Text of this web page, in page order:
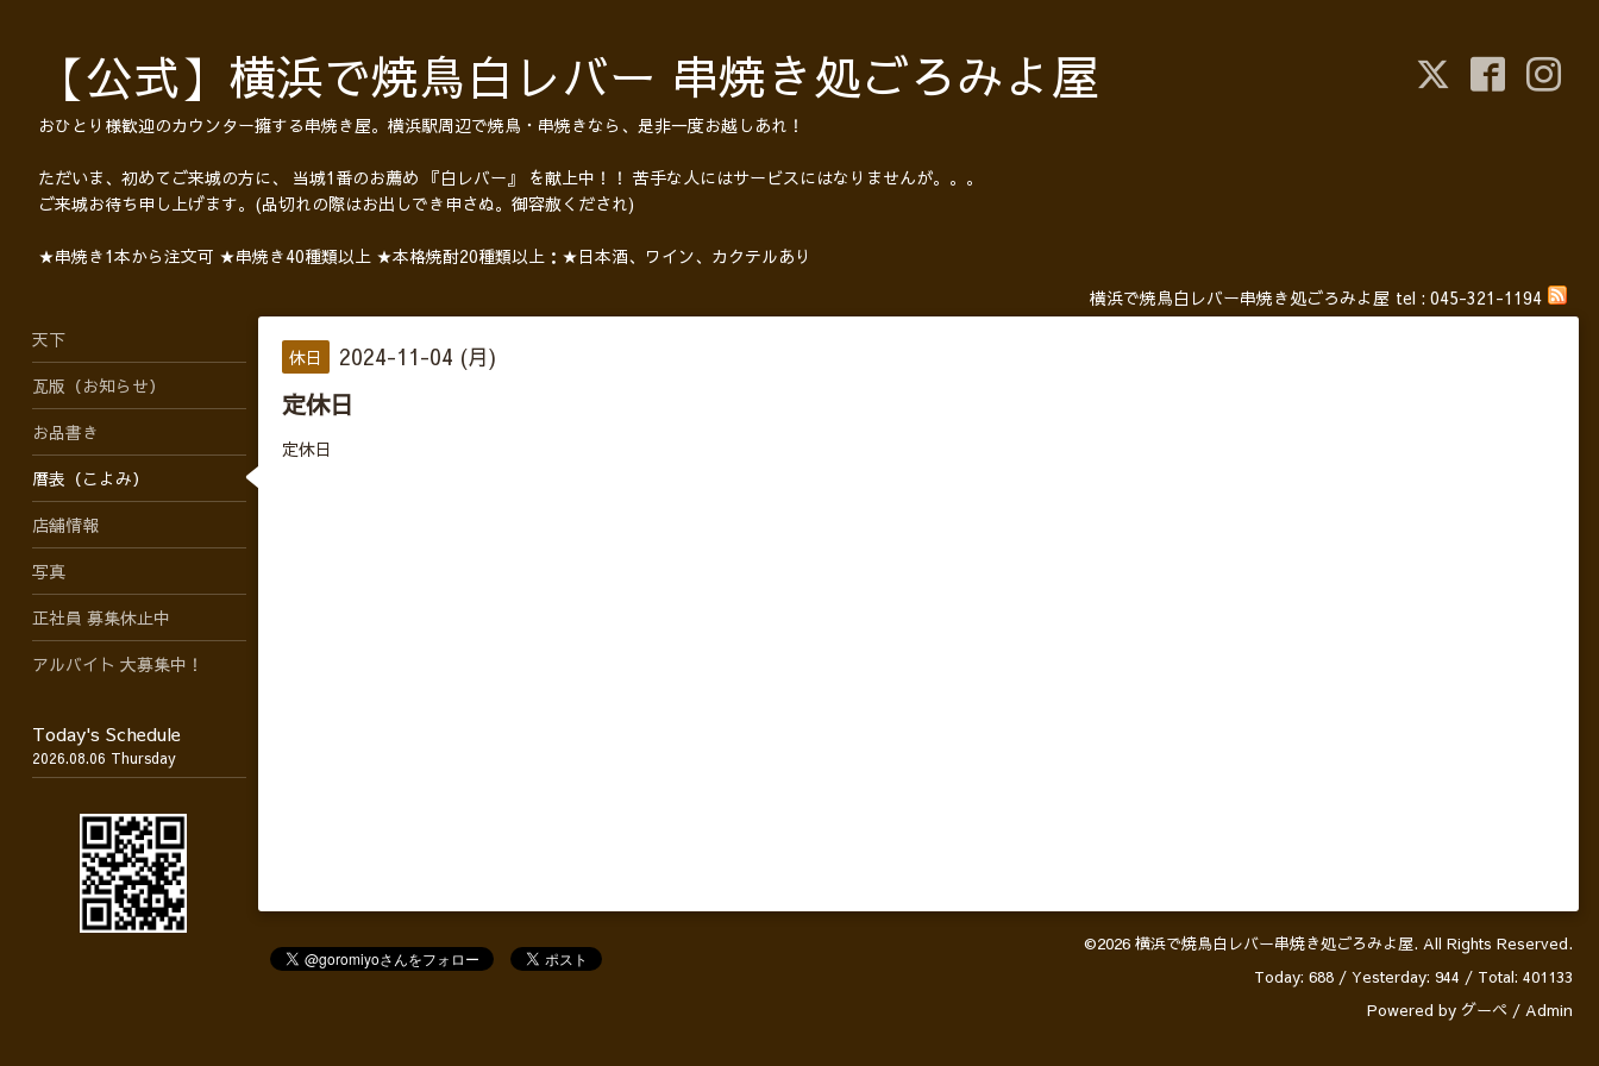
【公式】横浜で焼鳥白レバー 串焼き処ごろみよ屋
おひとり様歓迎のカウンター擁する串焼き屋。横浜駅周辺で焼鳥・串焼きなら、是非一度お越しあれ！
ただいま、初めてご来城の方に、 当城1番のお薦め 『白レバー』 を献上中！！ 苦手な人にはサービスにはなりませんが。。。
ご来城お待ち申し上げます。(品切れの際はお出しでき申さぬ。御容赦くだされ)
★串焼き1本から注文可 ★串焼き40種類以上 ★本格焼酎20種類以上：★日本酒、ワイン、カクテルあり
横浜で焼鳥白レバー串焼き処ごろみよ屋 tel : 045-321-1194
休日 2024-11-04 (月)
定休日
定休日
©2026 横浜で焼鳥白レバー串焼き処ごろみよ屋. All Rights Reserved.
Today: 688 / Yesterday: 944 / Total: 401133
Powered by グーペ / Admin
天下
瓦版（お知らせ）
お品書き
暦表（こよみ）
店舗情報
写真
正社員 募集休止中
アルバイト 大募集中！
Today's Schedule
2026.08.06 Thursday